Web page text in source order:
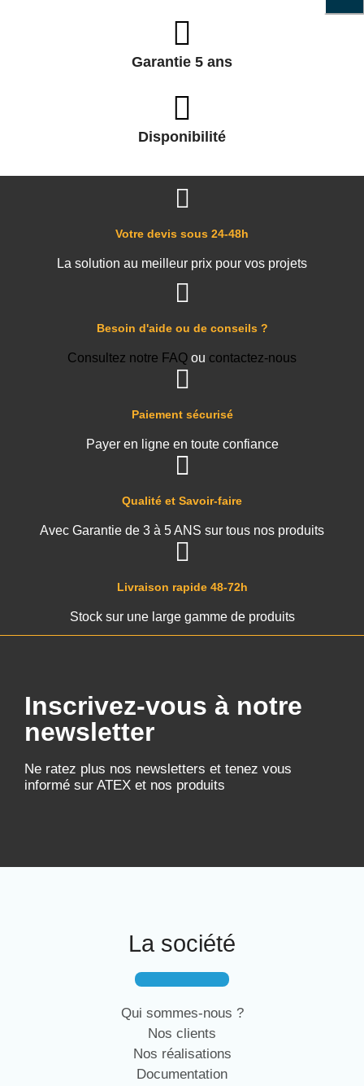
Garantie 5 ans
Disponibilité
Livraison rapide 48-72h
Stock sur une large gamme de produits
Qualité et Savoir-faire
Avec Garantie de 3 à 5 ANS sur tous nos produits
Paiement sécurisé
Payer en ligne en toute confiance
Besoin d'aide ou de conseils ?
Consultez notre FAQ ou contactez-nous
Votre devis sous 24-48h
La solution au meilleur prix pour vos projets
Inscrivez-vous à notre
newsletter
Ne ratez plus nos newsletters et tenez vous
informé sur ATEX et nos produits
La société
Qui sommes-nous ?
Nos clients
Nos réalisations
Documentation